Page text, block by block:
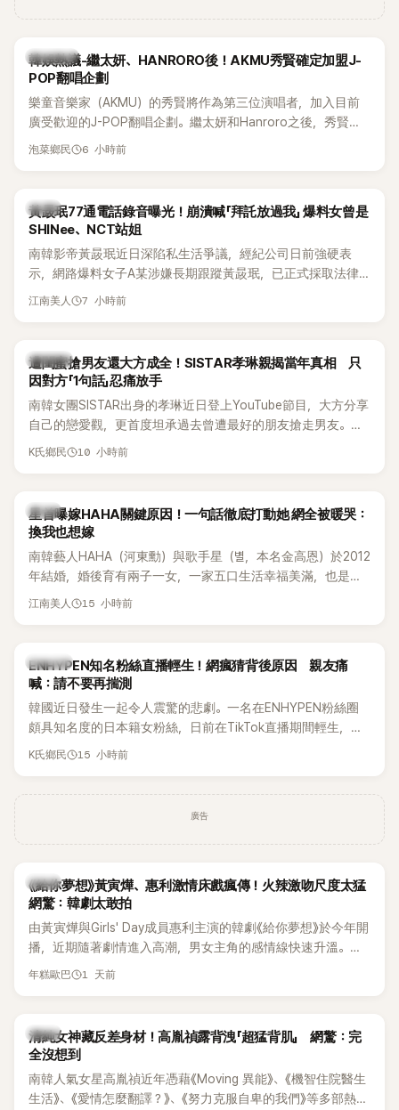
熱議討論
韓娛熱議-繼太妍、HANRORO後！AKMU秀賢確定加盟J-
POP翻唱企劃
樂童音樂家（AKMU）的秀賢將作為第三位演唱者，加入目前
廣受歡迎的J-POP翻唱企劃。繼太妍和Hanroro之後，秀賢已
獲選為第三首翻唱歌曲的主唱，並於近期完成錄音。
泡菜鄉民 6 小時前
韓星
黃晸珉77通電話錄音曝光！崩潰喊「拜託放過我」 爆料女曾是
SHINee、NCT站姐
南韓影帝黃晸珉近日深陷私生活爭議，經紀公司日前強硬表
示，網路爆料女子A某涉嫌長期跟蹤黃晸珉，已正式採取法律
行動。不過，A並未停止發聲，持續透過社群平台公開爆料，反
的錄音內容，而A也首度承認自己過去曾是SHINee、NCT等偶
像團體的「站姐」，事件持續延燒。
江南美人 7 小時前
K-POP
遭閨蜜搶男友還大方成全！SISTAR孝琳親揭當年真相 只
因對方「1句話」忍痛放手
南韓女團SISTAR出身的孝琳近日登上YouTube節目，大方分享
自己的戀愛觀，更首度坦承過去曾遭最好的朋友搶走男友。她
表示，當時選擇瀟灑放手，但如果同樣的事情現在再發生，「我
K氏鄉民 10 小時前
韓星
星首曝嫁HAHA關鍵原因！一句話徹底打動她 網全被暖哭：
換我也想嫁
南韓藝人HAHA（河東勳）與歌手星（별，本名金高恩）於2012
年結婚，婚後育有兩子一女，一家五口生活幸福美滿，也是韓
國演藝圈公認的模範夫妻。近日，星首度公開當年決定嫁給
江南美人 15 小時前
K-POP
ENHYPEN知名粉絲直播輕生！網瘋猜背後原因 親友痛
喊：請不要再揣測
韓國近日發生一起令人震驚的悲劇。一名在ENHYPEN粉絲圈
頗具知名度的日本籍女粉絲，日前在TikTok直播期間輕生，最
終不幸身亡，消息曝光後震驚韓網，也讓不少粉絲湧入社群平
K氏鄉民 15 小時前
廣告
韓劇
《給你夢想》黃寅燁、惠利激情床戲瘋傳！火辣激吻尺度太猛
網驚：韓劇太敢拍
由黃寅燁與Girls' Day成員惠利主演的韓劇《給你夢想》於今年開
播，近期隨著劇情進入高潮，男女主角的感情線快速升溫。最
新播出的第8集不僅上演火辣吻戲，更接連出現床戲橋段，讓
年糕歐巴 1 天前
韓星
清純女神藏反差身材！高胤禎露背洩「超猛背肌」 網驚：完
全沒想到
南韓人氣女星高胤禎近年憑藉《Moving 異能》、《機智住院醫生
生活》、《愛情怎麼翻譯？》、《努力克服自卑的我們》等多部熱門